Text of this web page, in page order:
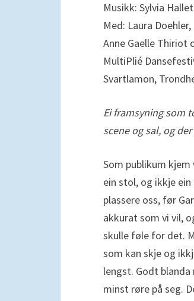
Musikk: Sylvia
Med: Laura
Anne Gaelle Thiriot
MultiPlié
Svartlamon,
Ei framsyning som
scene og sal, og
Som publikum
ein stol, og ikkje
plassere oss, før
akkurat som vi vil,
skulle føle for det.
som kan skje og
lengst. Godt
minst røre på seg.